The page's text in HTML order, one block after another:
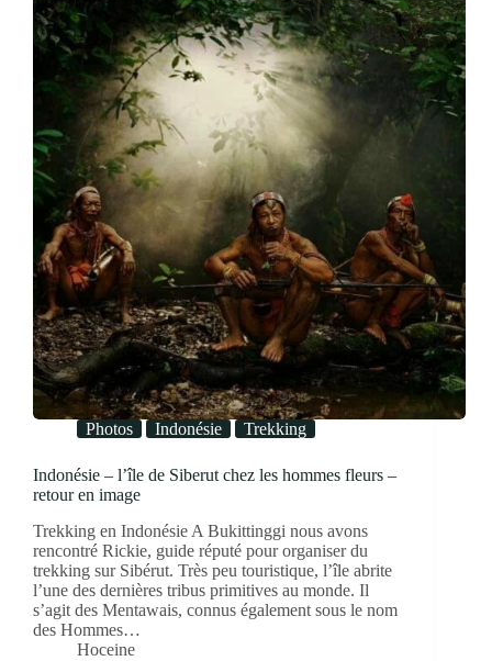
Photos Indonésie Trekking
Indonésie – l’île de Siberut chez les hommes fleurs –
retour en image
Trekking en Indonésie A Bukittinggi nous avons
rencontré Rickie, guide réputé pour organiser du
trekking sur Sibérut. Très peu touristique, l’île abrite
l’une des dernières tribus primitives au monde. Il
s’agit des Mentawais, connus également sous le nom
des Hommes…
Hoceine